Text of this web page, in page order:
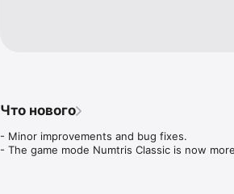
Что нового
- Minor improvements and bug fixes.
- The game mode Numtris Classic is now